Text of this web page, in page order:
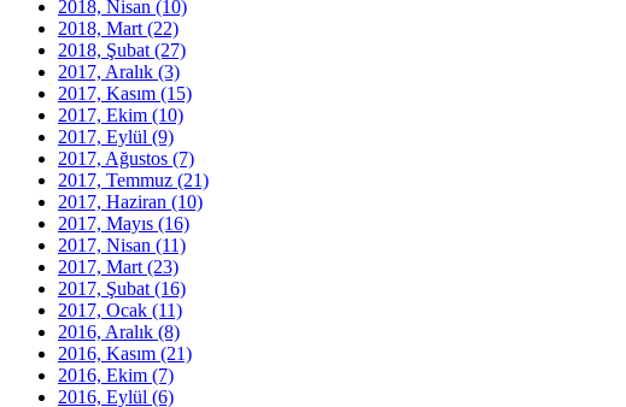
2018, Nisan (10)
2018, Mart (22)
2018, Şubat (27)
2017, Aralık (3)
2017, Kasım (15)
2017, Ekim (10)
2017, Eylül (9)
2017, Ağustos (7)
2017, Temmuz (21)
2017, Haziran (10)
2017, Mayıs (16)
2017, Nisan (11)
2017, Mart (23)
2017, Şubat (16)
2017, Ocak (11)
2016, Aralık (8)
2016, Kasım (21)
2016, Ekim (7)
2016, Eylül (6)